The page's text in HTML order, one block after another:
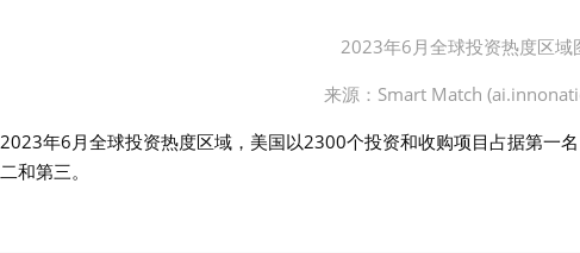
2023年6月全球投资热度区域
来源： Smart Match
2023年6月全球投资热度区域，美国以2300个投资和收购项目占据第一
二和第三。